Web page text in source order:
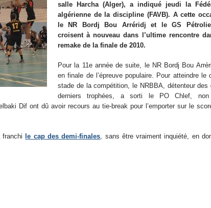
salle Harcha (Alger), a indiqué jeudi la
algérienne de la discipline (FAVB). A cette
le NR Bordj Bou Arréridj et le GS
croisent à nouveau dans l’ultime rencontre
remake de la finale de 2010.
Pour la 11e année de suite, le NR Bordj Bou
en finale de l’épreuve populaire. Pour atteindre le
stade de la compétition, le NRBBA, détenteur des
derniers trophées, a sorti le PO Chlef, non
Dif ont dû avoir recours au tie-break pour l’emporter sur le
le cap des demi-finales, sans être vraiment inquiété, en